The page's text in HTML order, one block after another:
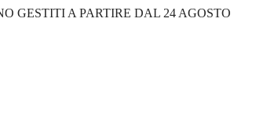
GESTITI A PARTIRE DAL 24 AGOSTO